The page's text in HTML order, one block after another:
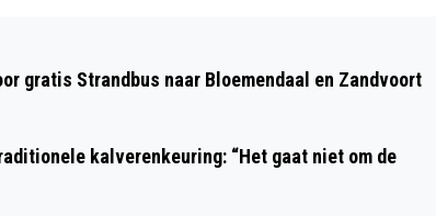
KINDEREN TIJDENS DE
gratis Strandbus naar Bloemendaal en Zandvoort
kalverenkeuring: “Het gaat niet om de